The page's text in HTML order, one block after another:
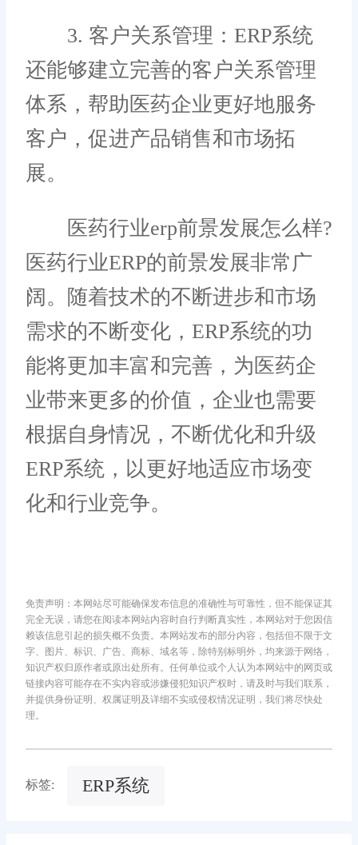
3. 客户关系管理：ERP系统
还能够建立完善的客户关系管理
体系，帮助医药企业更好地服务
客户，促进产品销售和市场拓
展。
医药行业erp前景发展怎么样?
医药行业ERP的前景发展非常广
阔。随着技术的不断进步和市场
需求的不断变化，ERP系统的功
能将更加丰富和完善，为医药企
业带来更多的价值，企业也需要
根据自身情况，不断优化和升级
ERP系统，以更好地适应市场变
化和行业竞争。
免责声明：本网站尽可能确保发布信息的准确性与可靠性，但不能保证其
完全无误，请您在阅读本网站内容时自行判断真实性，本网站对于您因信
赖该信息引起的损失概不负责。本网站发布的部分内容，包括但不限于文
字、图片、标识、广告、商标、域名等，除特别标明外，均来源于网络，
知识产权归原作者或原出处所有。任何单位或个人认为本网站中的网页或
链接内容可能存在不实内容或涉嫌侵犯知识产权时，请及时与我们联系，
并提供身份证明、权属证明及详细不实或侵权情况证明，我们将尽快处
理。
标签: ERP系统